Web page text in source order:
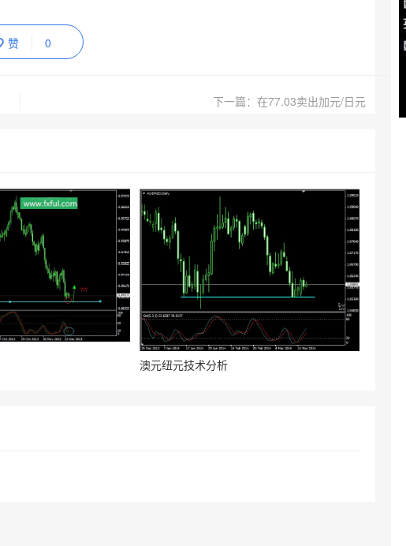
赞 0
下一篇：在77.03卖出加元/日元
澳元纽元技术分析